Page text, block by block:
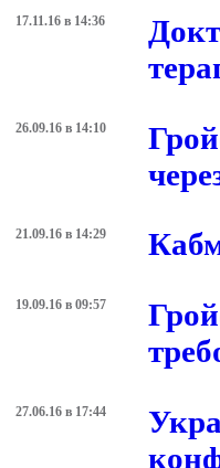
17.11.16 в 14:36
26.09.16 в 14:10
21.09.16 в 14:29
19.09.16 в 09:57
27.06.16 в 17:44